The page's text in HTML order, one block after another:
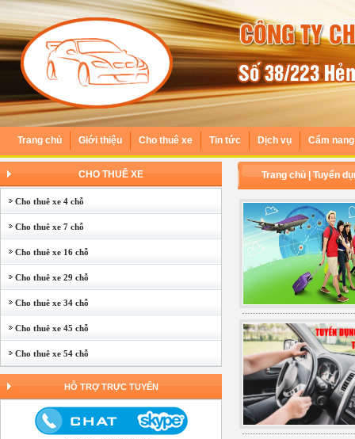
Trang chủ Giới thiệu Cho thuê xe Tin tức Dịch vụ Cẩm
CHO THUÊ XE
Cho thuê xe 4 chỗ
Cho thuê xe 7 chỗ
Cho thuê xe 16 chỗ
Cho thuê xe 29 chỗ
Cho thuê xe 34 chỗ
Cho thuê xe 45 chỗ
Cho thuê xe 54 chỗ
HỖ TRỢ TRỰC TUYẾN
Trang chủ|Tuyển